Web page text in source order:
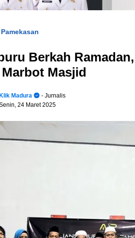
Pamekasan
Berkah
Masjid
Madura
- Jurnalis
24 Maret 2025